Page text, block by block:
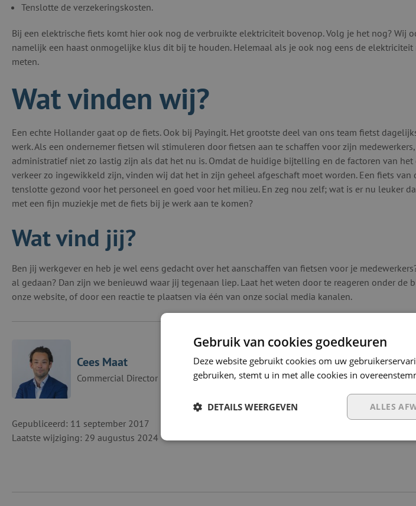
Tenslotte de verzekeringskosten.
Bij een elektrische fiets komt hier ook nog de verbruikte elektriciteit bovenop. Volg je het nog? Wij
namelijk een haast onmogelijke klus dit bij te houden. Helemaal als je ook nog eens de elektriciteit
meten.
Wat vinden wij?
Een echte Hollander gaat op de fiets. Ook bij Payingit. Het grootste deel van ons team fietst
werk. Als een ondernemer fietsen wil stimuleren door fietsen aan te schaffen voor zijn
administratief niet zo lastig zijn als dat het nu is. Omdat de huidige bijtelling en de factoren van het
verkeer zo ingewikkeld zijn, vinden wij dat het in zijn geheel afgeschaft moet worden. Een fiets van
tenslotte gezond voor het personeel en goed voor het milieu. En zeg nou zelf; wat is er nu leuker
met een fijn muziekje met de fiets bij je werk aan te komen?
Wat vind jij?
Ben jij werkgever en heb je wel eens gedacht over het aanschaffen van fietsen voor je
al gedaan? Dan zijn we benieuwd waar jij tegenaan liep. Laat het weten door te reageren onder de
onze website, of door een reactie te plaatsen via één van onze social media kanalen.
Cees Maat
Commercial Director
Gepubliceerd: 11 september 2017
Laatste wijziging: 29 augustus 2024
Gebruik van cookies goedkeuren
Deze website gebruikt cookies om uw
gebruiken, stemt u in met alle cookies in
ALLES
DETAILS WEERGEVEN